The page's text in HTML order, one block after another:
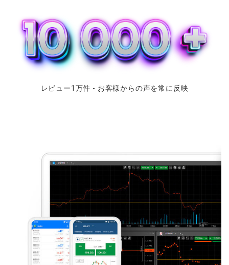
レビュー1 万件 - お客様からの声を常に反映